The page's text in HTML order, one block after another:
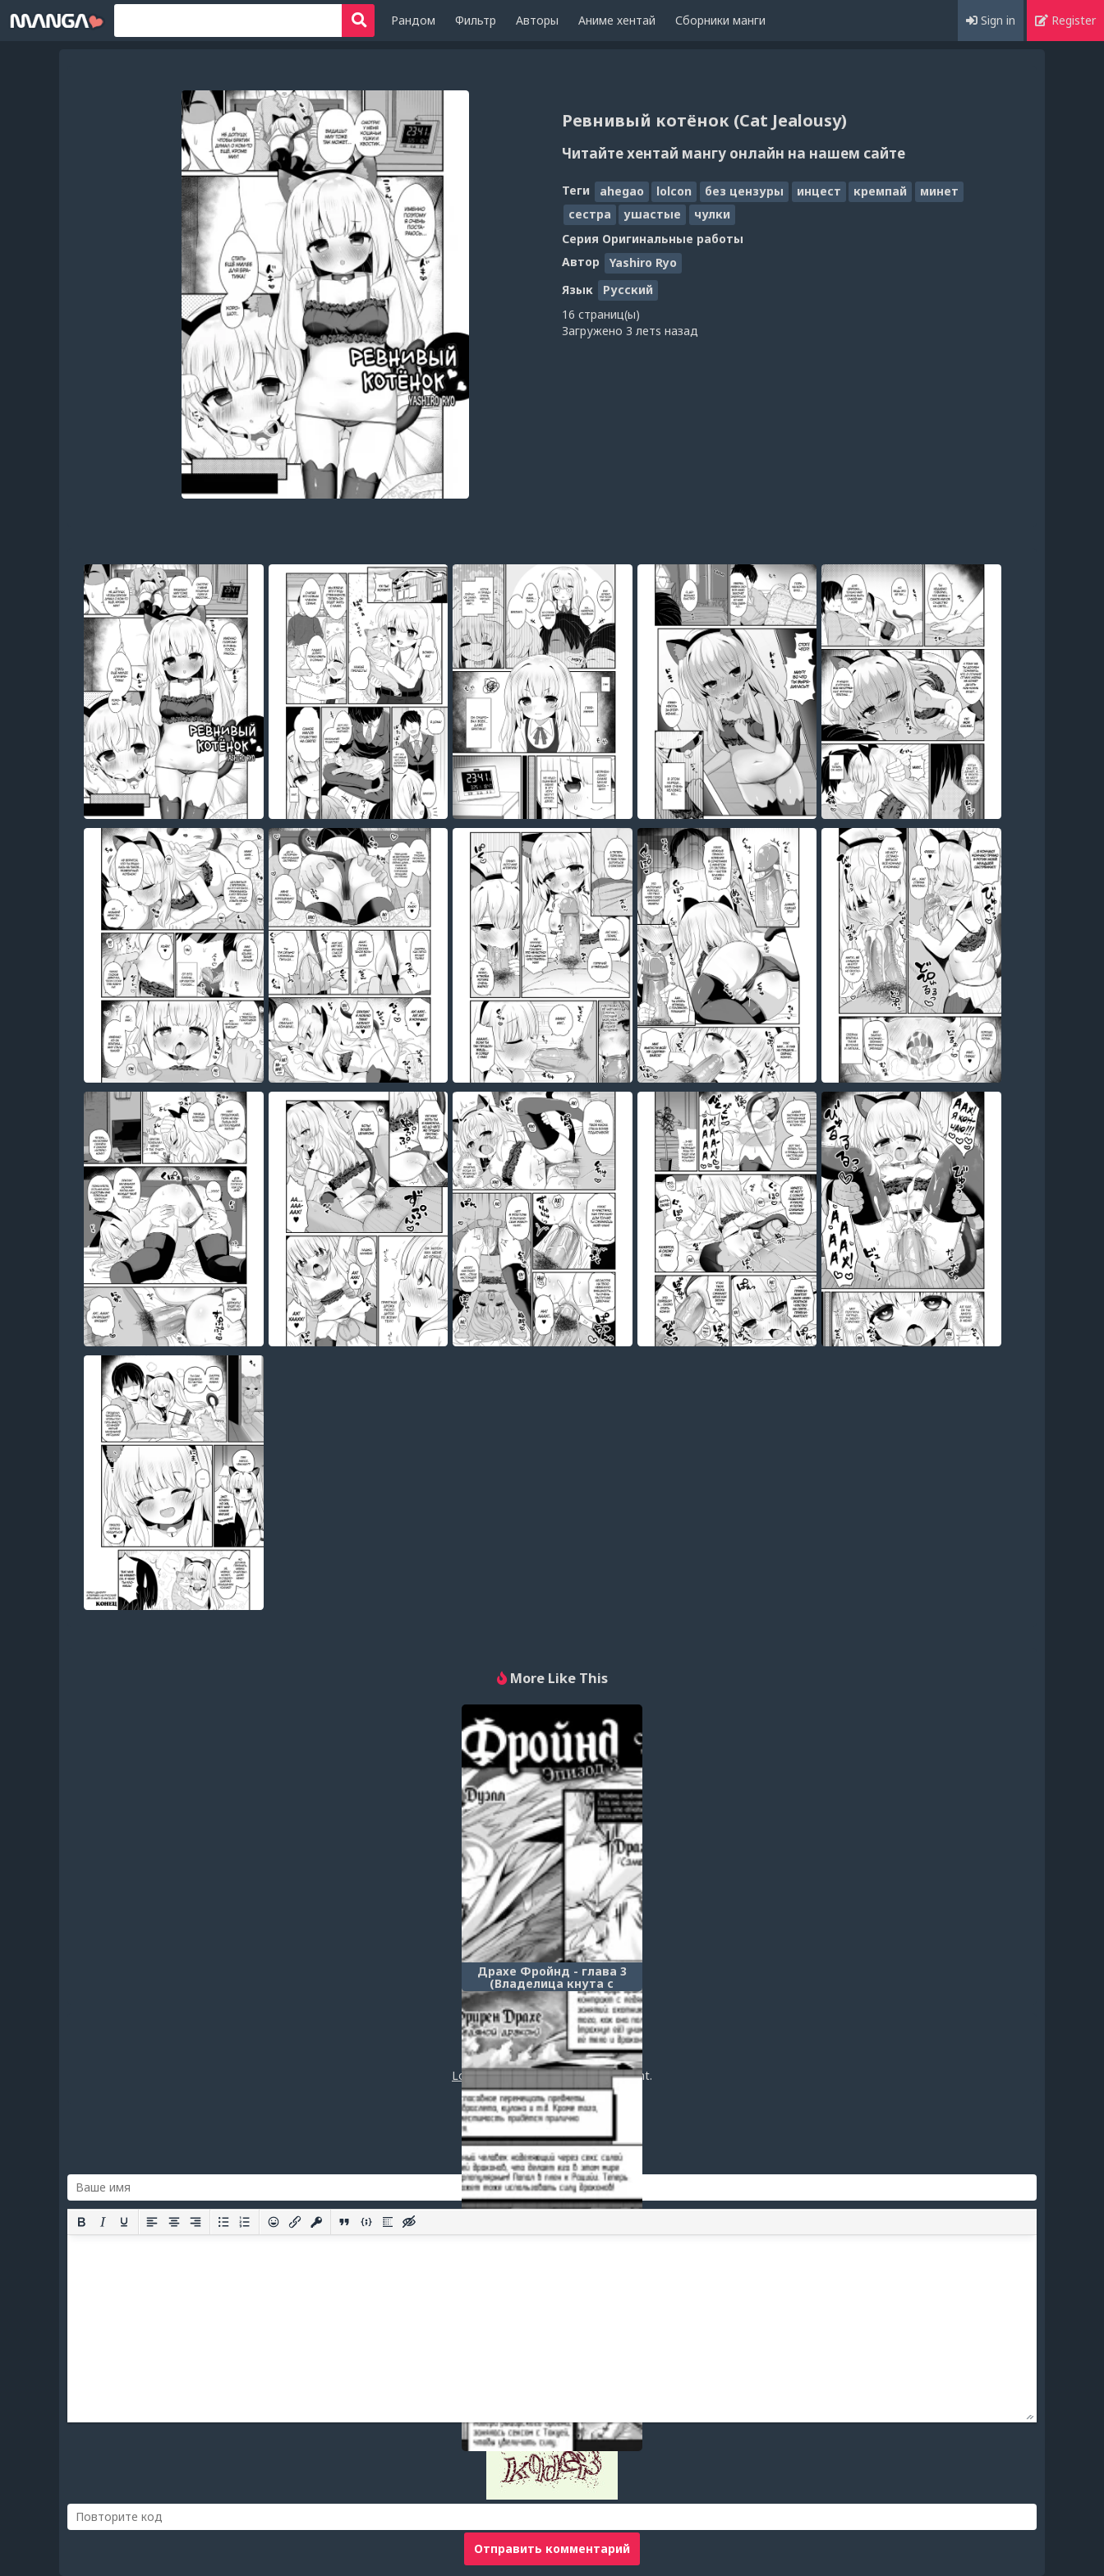
Рандом Фильтр Авторы Аниме хентай Сборники манги Sign in Register
Ревнивый котёнок (Cat Jealousy)
Читайте хентай мангу онлайн на нашем сайте
Теги ahegao lolcon без цензуры инцест кремпай
минет
сестра
ушастые
чулки
Серия Оригинальные работы
Автор
Yashiro Ryo
Язык
Русский
16 страниц(ы)
Загружено 3 летs назад
More Like This
Драхе Фройнд - глава 3
(Владелица кнута с
кошачьими ушками / Друг
дракона / Drache Freund
Episode 3: Cat-Eared Whip-
Wielder)
Post a comment
Loginorregisterto post a comment.
Добавить комментарий
Оставить комментарий
Отправить комментарий